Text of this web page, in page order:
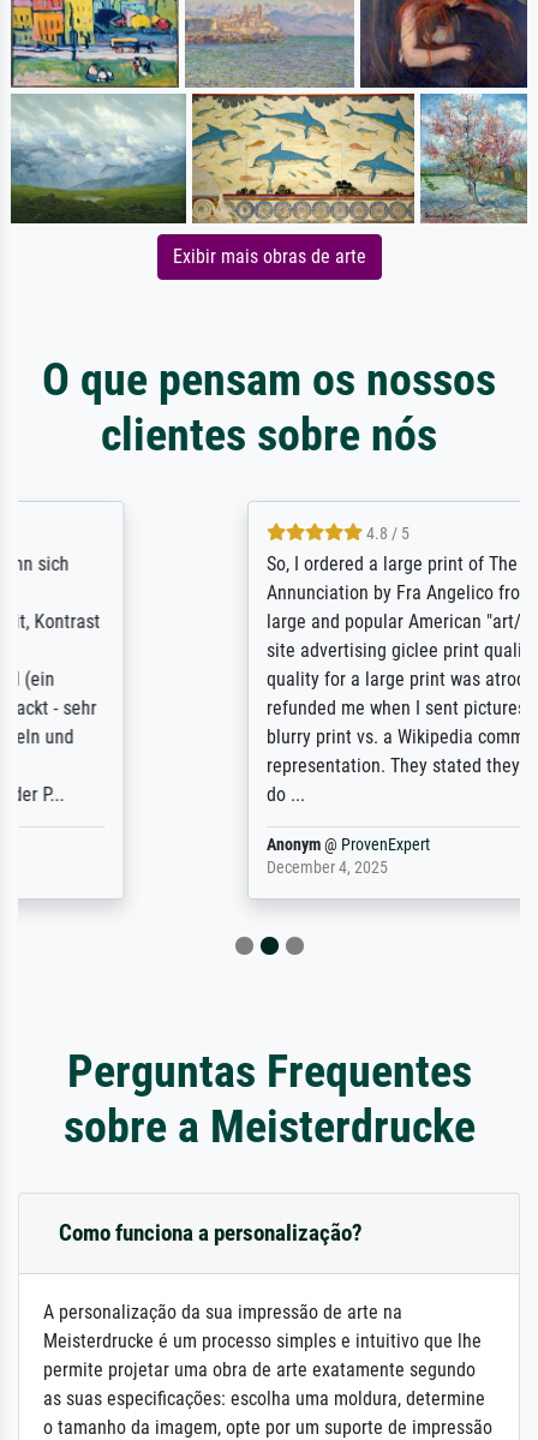
Exibir mais obras de arte
O que pensam os nossos
clientes sobre nós
So, I ordered a large print of The
Annunciation by Fra Angelico from a very
large and popular American "art/poster"
site advertising giclee print quality. The
quality for a large print was atrocious. They
refunded me when I sent pictures of the
blurry print vs. a Wikipedia commons
representation. They stated they couldn't
Perguntas Frequentes
sobre a Meisterdrucke
Como funciona a personalização?
A personalização da sua impressão de arte na
Meisterdrucke é um processo simples e intuitivo que lhe
permite projetar uma obra de arte exatamente segundo
as suas especificações: escolha uma moldura, determine
o tamanho da imagem, opte por um suporte de impressão